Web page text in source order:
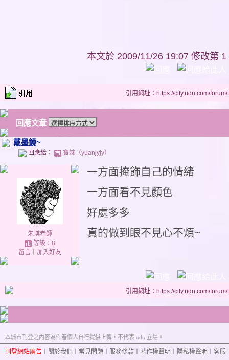
本文於 2009/11/26 19:07 修改第 1
引用網址：https://city.udn.com/
回應文章
戴墨鏡~
回應給： 寶妹（yuanjyjy）
朱琪老師
等級：8
留言｜ 加入好友
一方面掩飾自己的情緒
一方面看不見顏色
好處多多
真的做到眼不見心不煩~
引用網址：https://city.udn.com/
本城市刊登之內容為作者個人自行提供上傳，不代表 udn 立場。
刊登網站廣告 關於我們 常見問題 服務條款 著作權聲明 隱私權聲明 客服